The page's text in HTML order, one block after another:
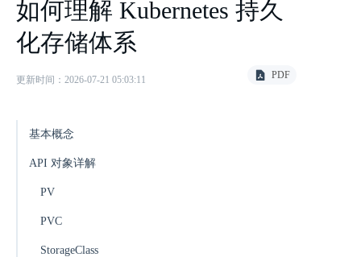
如何理解 Kubernetes 持久
化存储体系
更新时间：2026-07-21 05:03:11 PDF
基本概念
API 对象详解
PV
PVC
StorageClass